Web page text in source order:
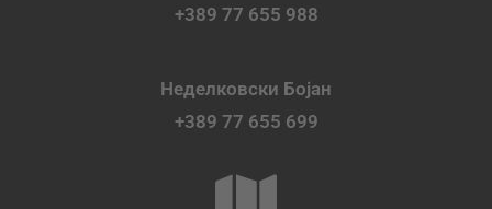
+389 77 655 988
Неделковски Бојан
+389 77 655 699